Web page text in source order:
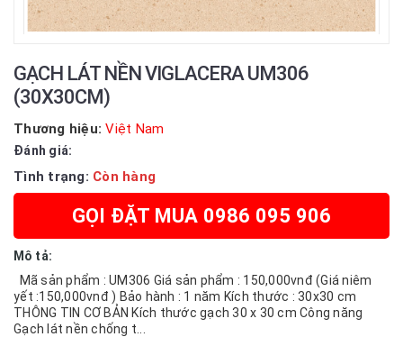
GẠCH LÁT NỀN VIGLACERA UM306
(30X30CM)
Thương hiệu: Việt Nam
Đánh giá:
Tình trạng: Còn hàng
GỌI ĐẶT MUA 0986 095 906
Mô tả:
Mã sản phẩm : UM306 Giá sản phẩm : 150,000vnđ (Giá niêm
yết :150,000vnđ ) Bảo hành : 1 năm Kích thước : 30x30 cm
THÔNG TIN CƠ BẢN Kích thước gạch 30 x 30 cm Công năng
Gạch lát nền chống t...